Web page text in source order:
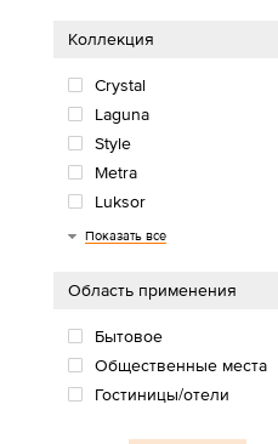
Коллекция
Crystal
Laguna
Style
Metra
Luksor
Trend
Retro
Alfa
Kvadro
Modern
Ocean
Hotel
Logis Universal
Addstoris
Essentials
Essentials Cube
Plan
Показать все
Область применения
Бытовое
Общественные места
Гостиницы/отели